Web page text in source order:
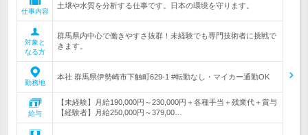
仕事内容
土壌や水質を分析する仕事です。日本の環境を守ります。
対象と
なる方
群馬県内中心で働きやすさ抜群！未経験でも専門技術者に挑戦で
きます。
勤務地
本社 群馬県伊勢崎市下触町629-1 #転勤なし・マイカー通勤OK
給与
【未経験】月給190,000円～230,000円＋各種手当＋残業代＋賞与
【経験者】月給250,000円～379,00…